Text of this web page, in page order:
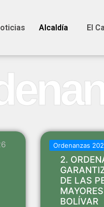
Alcaldía El
Ordenanzas
2.
DE LAS
BOLÍVAR